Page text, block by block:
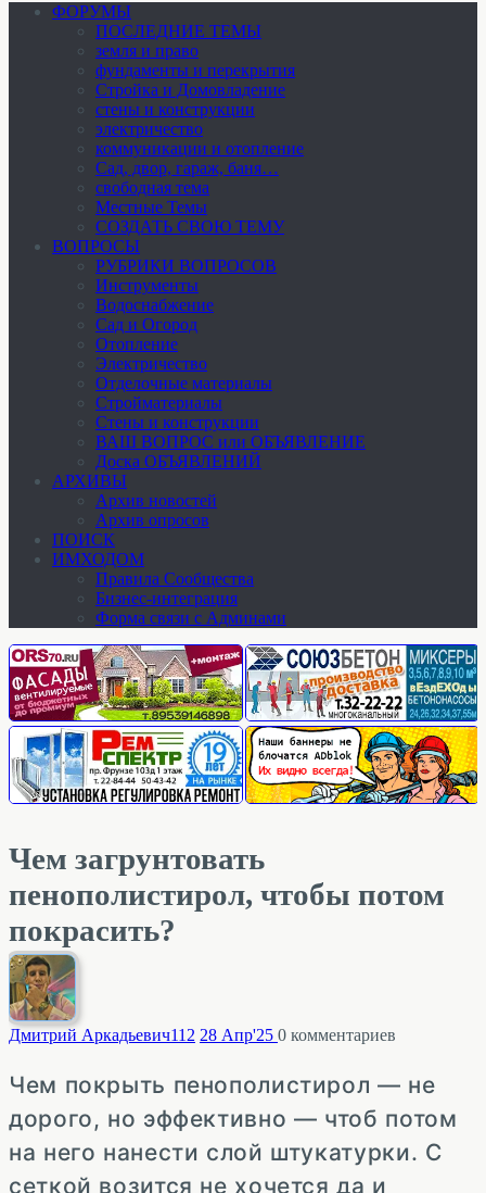
ФОРУМЫ
ПОСЛЕДНИЕ ТЕМЫ
земля и право
фундаменты и перекрытия
Стройка и Домовладение
стены и конструкции
электричество
коммуникации и отопление
Cад, двор, гараж, баня…
свободная тема
Местные Темы
СОЗДАТЬ СВОЮ ТЕМУ
ВОПРОСЫ
РУБРИКИ ВОПРОСОВ
Инструменты
Водоснабжение
Сад и Огород
Отопление
Электричество
Отделочные материалы
Стройматериалы
Стены и конструкции
ВАШ ВОПРОС или ОБЪЯВЛЕНИЕ
Доска ОБЪЯВЛЕНИЙ
АРХИВЫ
Архив новостей
Архив опросов
ПОИСК
ИМХОДОМ
Правила Сообщества
Бизнес-интеграция
Форма связи с Админами
Чем загрунтовать
пенополистирол, чтобы потом
покрасить?
Дмитрий Аркадьевич112 28 Апр'25 0 комментариев
Чем покрыть пенополистирол — не
дорого, но эффективно — чтоб потом
на него нанести слой штукатурки. С
сеткой возится не хочется да и